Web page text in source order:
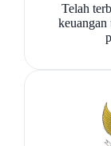
Telah